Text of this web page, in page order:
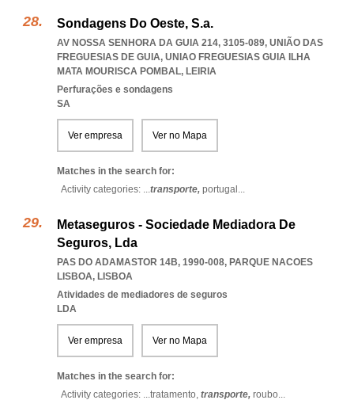
Sondagens Do Oeste, S.a.
AV NOSSA SENHORA DA GUIA 214, 3105-089, UNIÃO DAS
FREGUESIAS DE GUIA, UNIAO FREGUESIAS GUIA ILHA
MATA MOURISCA POMBAL, LEIRIA
Perfurações e sondagens
SA
Ver empresa Ver no Mapa
Matches in the search for:
Activity categories: ...transporte, portugal ...
Metaseguros - Sociedade Mediadora De
Seguros, Lda
PAS DO ADAMASTOR 14B, 1990-008, PARQUE NACOES
LISBOA, LISBOA
Atividades de mediadores de seguros
LDA
Ver empresa Ver no Mapa
Matches in the search for:
Activity categories: ...tratamento, transporte, roubo...